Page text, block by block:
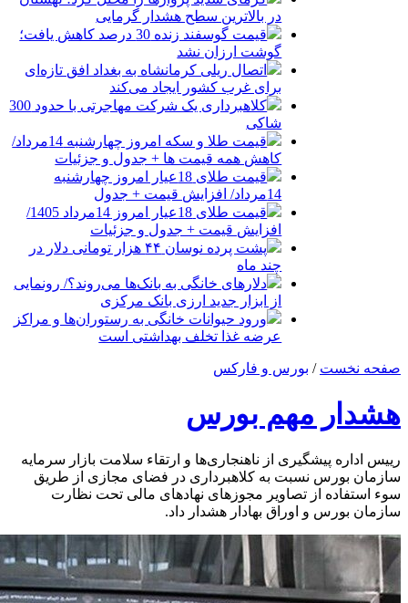
در بالاترین سطح هشدار گرمایی
قیمت گوسفند زنده 30 درصد کاهش یافت؛
گوشت ارزان نشد
اتصال ریلی کرمانشاه به بغداد افق تازه‌ای
برای غرب کشور ایجاد می‌کند
کلاهبرداری یک شرکت مهاجرتی با حدود 300
شاکی
قیمت طلا و سکه امروز چهارشنبه 14مرداد/
کاهش همه قیمت ها + جدول و جزئیات
قیمت طلای 18عیار امروز چهارشنبه
14مرداد/ افزایش قیمت + جدول
قیمت طلای 18عیار امروز 14مرداد 1405/
افزایش قیمت + جدول و جزئیات
پشت پرده نوسان ۴۴ هزار تومانی دلار در
چند ماه
دلارهای خانگی به بانک‌ها می‌روند؟/ رونمایی
از ابزار جدید ارزی بانک مرکزی
ورود حیوانات خانگی به رستوران‌ها و مراکز
عرضه غذا تخلف بهداشتی است
صفحه نخست / بورس و فارکس
هشدار مهم بورس
رییس اداره پیشگیری از ناهنجاری‌ها و ارتقاء سلامت بازار سرمایه
سازمان بورس نسبت به کلاهبرداری در فضای مجازی از طریق
سوء استفاده از تصاویر مجوزهای نهادهای مالی تحت نظارت
سازمان بورس و اوراق بهادار هشدار داد.